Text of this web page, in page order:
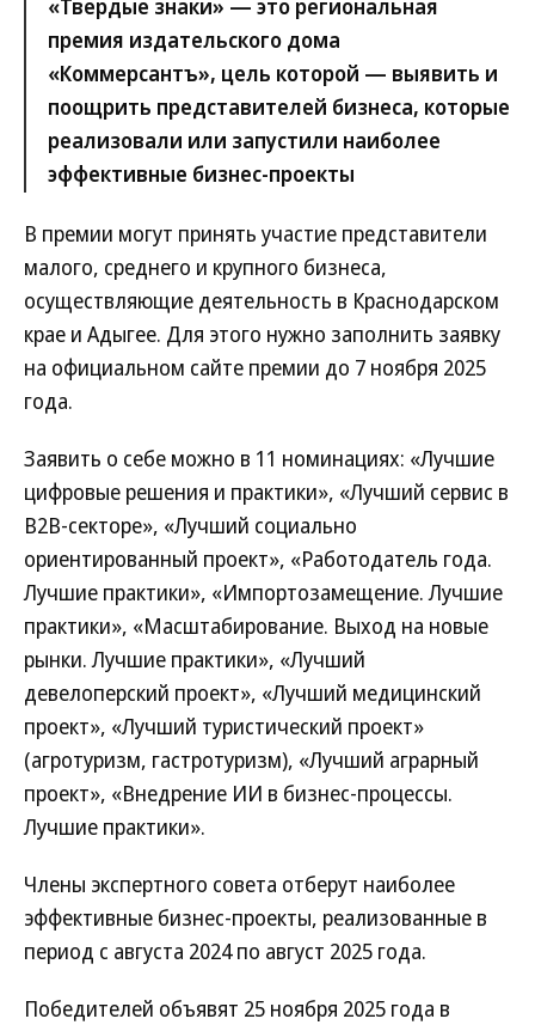
«Твердые знаки» — это региональная
премия издательского дома
«Коммерсантъ», цель которой — выявить и
поощрить представителей бизнеса, которые
реализовали или запустили наиболее
эффективные бизнес-проекты
В премии могут принять участие представители
малого, среднего и крупного бизнеса,
осуществляющие деятельность в Краснодарском
крае и Адыгее. Для этого нужно заполнить заявку
на официальном сайте премии до 7 ноября 2025
года.
Заявить о себе можно в 11 номинациях: «Лучшие
цифровые решения и практики», «Лучший сервис в
B2B-секторе», «Лучший социально
ориентированный проект», «Работодатель года.
Лучшие практики», «Импортозамещение. Лучшие
практики», «Масштабирование. Выход на новые
рынки. Лучшие практики», «Лучший
девелоперский проект», «Лучший медицинский
проект», «Лучший туристический проект»
(агротуризм, гастротуризм), «Лучший аграрный
проект», «Внедрение ИИ в бизнес-процессы.
Лучшие практики».
Члены экспертного совета отберут наиболее
эффективные бизнес-проекты, реализованные в
период с августа 2024 по август 2025 года.
Победителей объявят 25 ноября 2025 года в